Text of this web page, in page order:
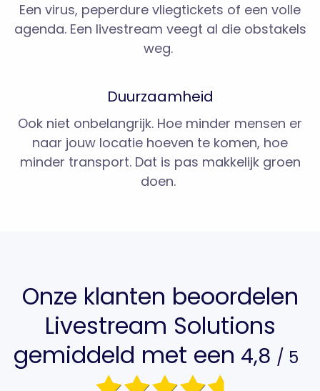
Een virus, peperdure vliegtickets of een volle
agenda. Een livestream veegt al die obstakels
weg.
Duurzaamheid
Ook niet onbelangrijk. Hoe minder mensen er
naar jouw locatie hoeven te komen, hoe
minder transport. Dat is pas makkelijk groen
doen.
Onze klanten beoordelen
Livestream Solutions
gemiddeld met een 4,8 / 5